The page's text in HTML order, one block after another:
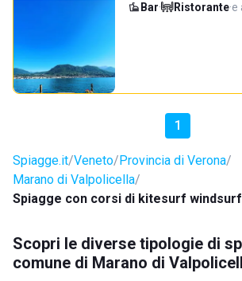
Bar· Ristorante·e
1
Spiagge.it Veneto Provincia di Verona
Marano di Valpolicella
Spiagge con corsi di kitesurf
Scopri le diverse tipologie di
comune di Marano di